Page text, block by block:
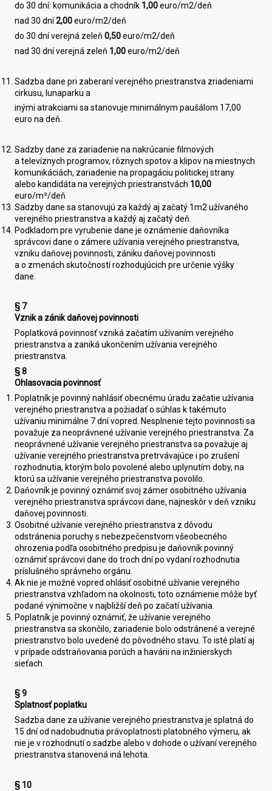
do 30 dní: komunikácia a chodník 1,00euro/m2/deň
nad 30 dní2,00euro/m2/deň
do 30 dní verejná zeleň0,50euro/m2/deň
nad 30 dní verejná zeleň 1,00euro/m2/deň
Sadzba dane pri zaberaní verejného priestranstva zriadeniami
cirkusu, lunaparku a
inými atrakciami sa stanovuje minimálnym paušálom 17,00
euro na deň.
Sadzby dane za zariadenie na nakrúcanie filmových
a televíznych programov, rôznych spotov a klipov na miestnych
komunikáciách, zariadenie na propagáciu politickej strany
alebo kandidáta na verejných priestranstvách 10,00
euro/m²/deň
Sadzby dane sa stanovujú za každý aj začatý 1m2 užívaného
verejného priestranstva a každý aj začatý deň.
Podkladom pre vyrubenie dane je oznámenie daňovníka
správcovi dane o zámere užívania verejného priestranstva,
vzniku daňovej povinnosti, zániku daňovej povinnosti
a o zmenách skutočností rozhodujúcich pre určenie výšky
dane.
§ 7
Vznik a zánik daňovej povinnosti
Poplatková povinnosť vzniká začatím užívaním verejného
priestranstva a zaniká ukončením užívania verejného
priestranstva.
§ 8
Ohlasovacia povinnosť
Poplatník je povinný nahlásiť obecnému úradu začatie užívania
verejného priestranstva a požiadať o súhlas k takémuto
užívaniu minimálne 7 dní vopred. Nesplnenie tejto povinnosti sa
považuje za neoprávnené užívanie verejného priestranstva. Za
neoprávnené užívanie verejného priestranstva sa považuje aj
užívanie verejného priestranstva pretrvávajúce i po zrušení
rozhodnutia, ktorým bolo povolené alebo uplynutím doby, na
ktorú sa užívanie verejného priestranstva povolilo.
Daňovník je povinný oznámiť svoj zámer osobitného užívania
verejného priestranstva správcovi dane, najneskôr v deň vzniku
daňovej povinnosti.
Osobitné užívanie verejného priestranstva z dôvodu
odstránenia poruchy s nebezpečenstvom všeobecného
ohrozenia podľa osobitného predpisu je daňovník povinný
oznámiť správcovi dane do troch dní po vydaní rozhodnutia
príslušného správneho orgánu.
Ak nie je možné vopred ohlásiť osobitné užívanie verejného
priestranstva vzhľadom na okolnosti, toto oznámenie môže byť
podané výnimočne v najbližší deň po začatí užívania.
Poplatník je povinný oznámiť, že užívanie verejného
priestranstva sa skončilo, zariadenie bolo odstránené a verejné
priestranstvo bolo uvedené do pôvodného stavu. To isté platí aj
v prípade odstraňovania porúch a havárii na inžinierskych
sieťach.
§ 9
Splatnosť poplatku
Sadzba dane za užívanie verejného priestranstva je splatná do
15 dní od nadobudnutia právoplatnosti platobného výmeru, ak
nie je v rozhodnutí o sadzbe alebo v dohode o užívaní verejného
priestranstva stanovená iná lehota.
§ 10